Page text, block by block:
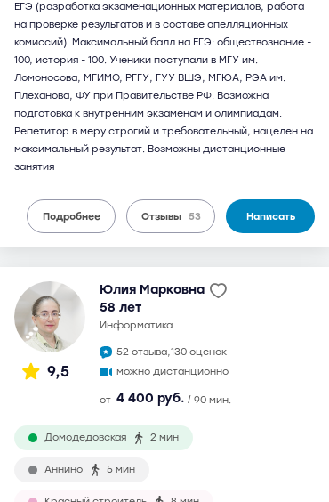
ЕГЭ (разработка экзаменационных материалов, работа
на проверке результатов и в составе апелляционных
комиссий). Максимальный балл на ЕГЭ: обществознание -
100, история - 100. Ученики поступали в МГУ им.
Ломоносова, МГИМО, РГГУ, ГУУ ВШЭ, МГЮА, РЭА им.
Плеханова, ФУ при Правительстве РФ. Возможна
подготовка к внутренним экзаменам и олимпиадам.
Репетитор в меру строгий и требовательный, нацелен на
максимальный результат. Возможны дистанционные
занятия
Подробнее Отзывы 53 Написать
9,5
Юлия Марковна
58 лет
информатика
52 отзыва,130 оценок
можно дистанционно
от 4 400 руб. / 90 мин.
Домодедовская 2 мин
Аннино 5 мин